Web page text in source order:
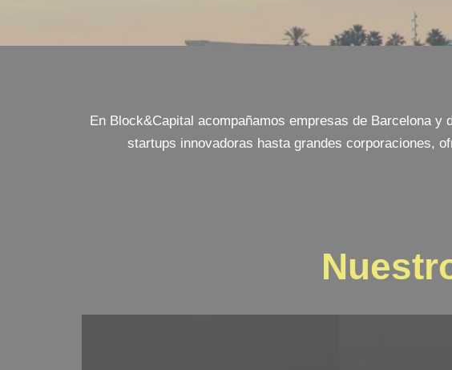
En Block&Capital acompañamos empresas de Barcelona
startups innovadoras hasta grandes corporaciones,